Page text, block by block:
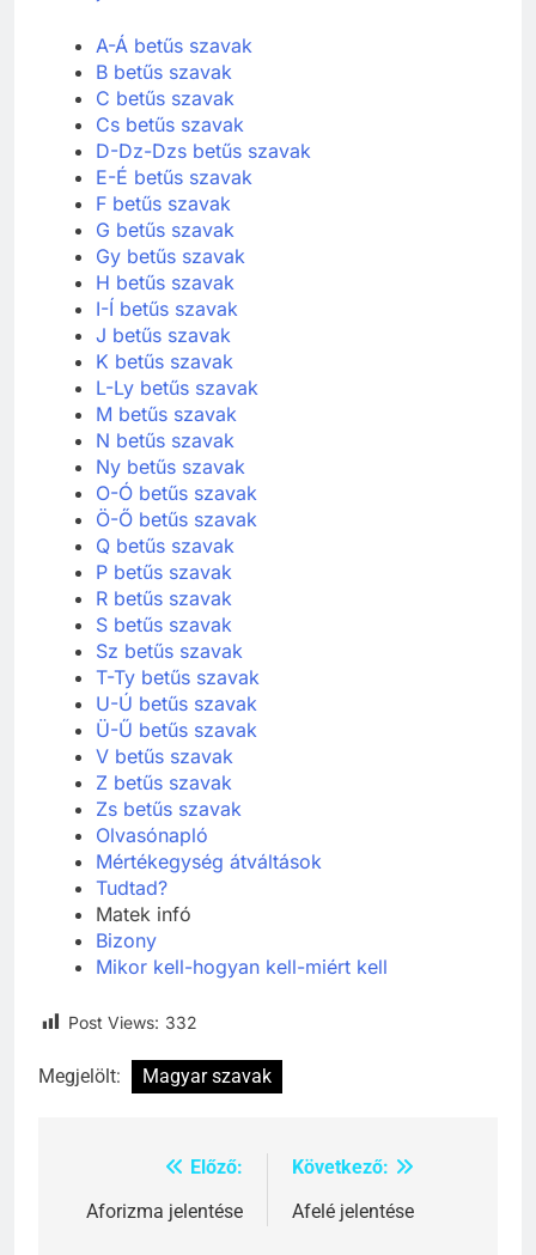
A-Á betűs szavak
B betűs szavak
C betűs szavak
Cs betűs szavak
D-Dz-Dzs betűs szavak
E-É betűs szavak
F betűs szavak
G betűs szavak
Gy betűs szavak
H betűs szavak
I-Í betűs szavak
J betűs szavak
K betűs szavak
L-Ly betűs szavak
M betűs szavak
N betűs szavak
Ny betűs szavak
O-Ó betűs szavak
Ö-Ő betűs szavak
Q betűs szavak
P betűs szavak
R betűs szavak
S betűs szavak
Sz betűs szavak
T-Ty betűs szavak
U-Ú betűs szavak
Ü-Ű betűs szavak
V betűs szavak
Z betűs szavak
Zs betűs szavak
Olvasónapló
Mértékegység átváltások
Tudtad?
Matek infó
Bizony
Magyar szavak
Bejegyzés